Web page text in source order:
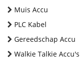
Muis Accu
PLC Kabel
Gereedschap Accu
Walkie Talkie Accu's